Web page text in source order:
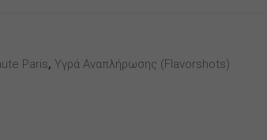
Paris, Υγρά Αναπλήρωσης (flavorshots)